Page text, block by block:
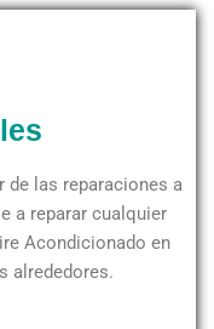
las reparaciones a
a reparar cualquier
Acondicionado en
alrededores.